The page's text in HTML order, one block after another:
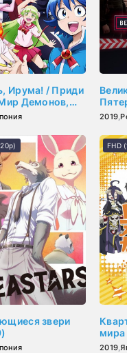
Ирума! / Приди
Демонов,
кун! (2019)
2019,
звери
2019,
FHD